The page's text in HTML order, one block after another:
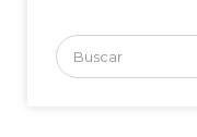
Buscar
por: